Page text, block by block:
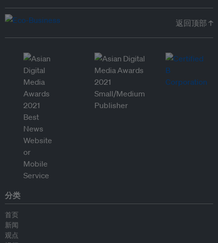
返回顶部 ↑
分类
首页
新闻
观点